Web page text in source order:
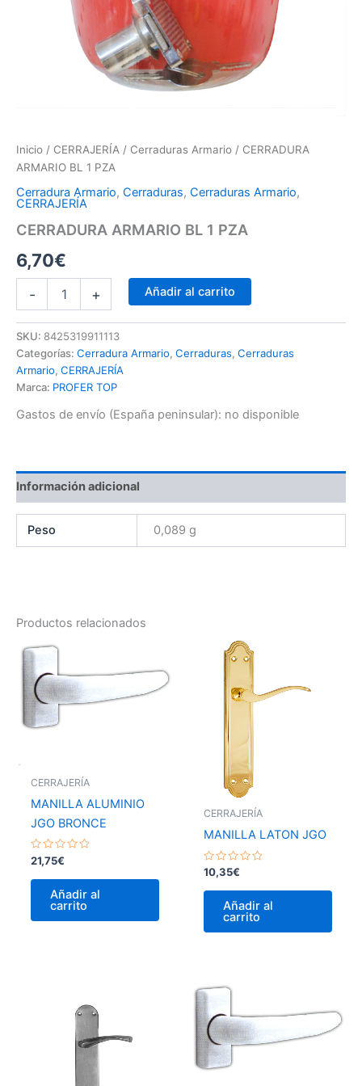
Inicio / CERRAJERÍA / Cerraduras Armario / CERRADURA
ARMARIO BL 1 PZA
Cerradura Armario, Cerraduras, Cerraduras Armario,
CERRAJERÍA
CERRADURA ARMARIO BL 1 PZA
6,70€
- + Añadir al carrito
SKU: 8425319911113
Categorías: Cerradura Armario, Cerraduras, Cerraduras
Armario, CERRAJERÍA
Marca: PROFER TOP
Gastos de envío (España peninsular): no disponible
Información adicional
Peso 0,089 g
Productos relacionados
CERRAJERÍA
MANILLA ALUMINIO
JGO BRONCE
Valorado
con
0
21,75€
Añadir al
carrito
CERRAJERÍA
MANILLA LATON JGO
Valorado
con
0
10,35€
Añadir al
carrito